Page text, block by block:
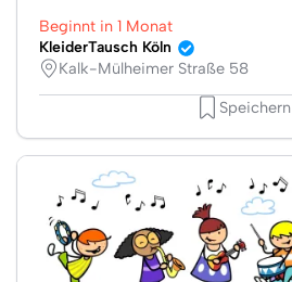
Beginnt in 1 Monat
KleiderTausch Köln
Kalk-Mülheimer Straße 58
Speichern